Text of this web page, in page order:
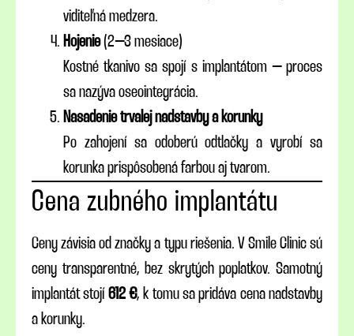
viditeľná medzera.
Hojenie(2–3 mesiace)
Kostné tkanivo sa spojí s implantátom – proces
sa nazýva oseointegrácia.
Nasadenie trvalej nadstavby a korunky
Po zahojení sa odoberú odtlačky a vyrobí sa
korunka prispôsobená farbou aj tvarom.
Cena zubného implantátu
Ceny závisia od značky a typu riešenia. V Smile Clinic sú
ceny transparentné, bez skrytých poplatkov. Samotný
implantát stojí 612 €, k tomu sa pridáva cena nadstavby
a korunky.